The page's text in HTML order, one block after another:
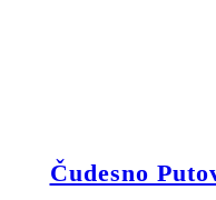
Čudesno